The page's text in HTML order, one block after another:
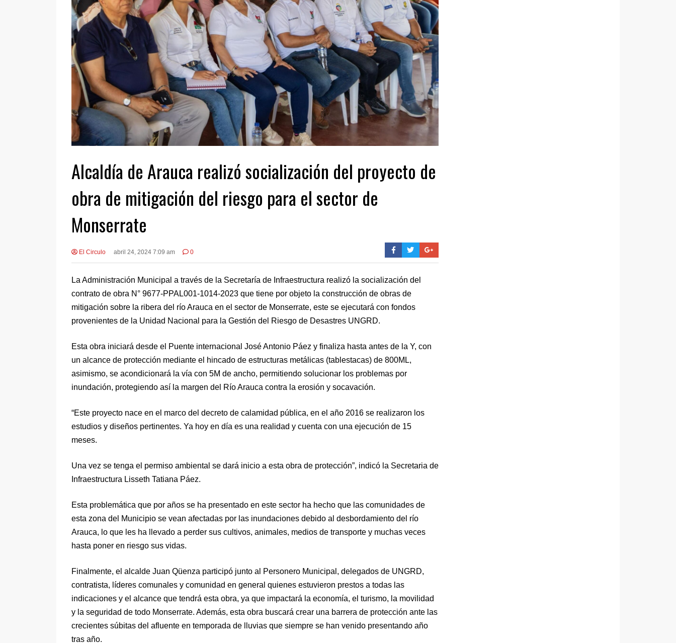
Alcaldía de Arauca realizó socialización del proyecto de
obra de mitigación del riesgo para el sector de
Monserrate
El Circulo abril 24, 2024 7:09 am 0
La Administración Municipal a través de la Secretaría de Infraestructura realizó la socialización del
contrato de obra N° 9677-PPAL001-1014-2023 que tiene por objeto la construcción de obras de
mitigación sobre la ribera del río Arauca en el sector de Monserrate, este se ejecutará con fondos
provenientes de la Unidad Nacional para la Gestión del Riesgo de Desastres UNGRD.
Esta obra iniciará desde el Puente internacional José Antonio Páez y finaliza hasta antes de la Y, con
un alcance de protección mediante el hincado de estructuras metálicas (tablestacas) de 800ML,
asimismo, se acondicionará la vía con 5M de ancho, permitiendo solucionar los problemas por
inundación, protegiendo así la margen del Río Arauca contra la erosión y socavación.
“Este proyecto nace en el marco del decreto de calamidad pública, en el año 2016 se realizaron los
estudios y diseños pertinentes. Ya hoy en día es una realidad y cuenta con una ejecución de 15
meses.
Una vez se tenga el permiso ambiental se dará inicio a esta obra de protección”, indicó la Secretaria de
Infraestructura Lisseth Tatiana Páez.
Esta problemática que por años se ha presentado en este sector ha hecho que las comunidades de
esta zona del Municipio se vean afectadas por las inundaciones debido al desbordamiento del río
Arauca, lo que les ha llevado a perder sus cultivos, animales, medios de transporte y muchas veces
hasta poner en riesgo sus vidas.
Finalmente, el alcalde Juan Qüenza participó junto al Personero Municipal, delegados de UNGRD,
contratista, líderes comunales y comunidad en general quienes estuvieron prestos a todas las
indicaciones y el alcance que tendrá esta obra, ya que impactará la economía, el turismo, la movilidad
y la seguridad de todo Monserrate. Además, esta obra buscará crear una barrera de protección ante las
crecientes súbitas del afluente en temporada de lluvias que siempre se han venido presentando año
tras año.